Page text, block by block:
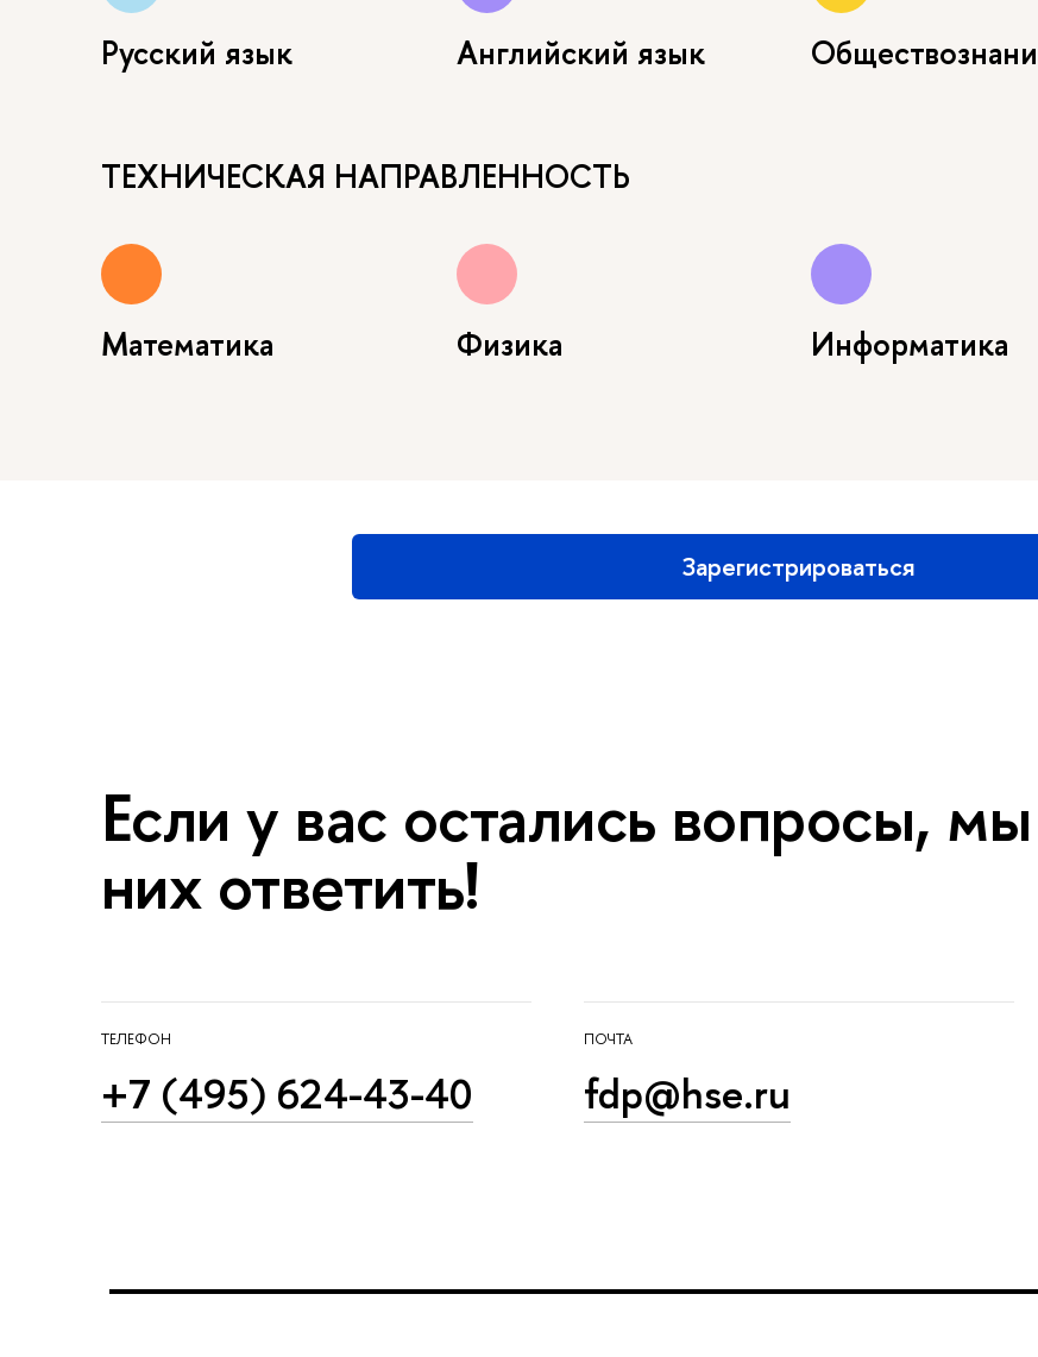
Русский язык Английский язык
ТЕХНИЧЕСКАЯ НАПРАВЛЕННОСТЬ
Математика Физика Информатика
Зарегистрироваться
Если у вас остались вопросы,
них ответить!
ТЕЛЕФОН
+7 (495) 624-43-40
ПОЧТА
fdp@hse.ru